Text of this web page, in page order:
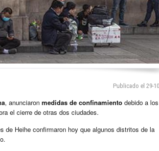
Publicado el 29-
, anunciaron medidas de confinamiento debido a los
el cierre de otras dos ciudades.
de Heihe confirmaron hoy que algunos distritos de la